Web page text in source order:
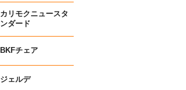
カリモクニュースタ
ンダード
BKFチェア
ジェルデ